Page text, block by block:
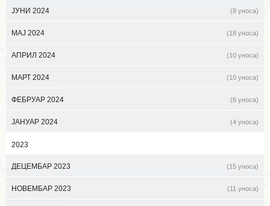
ЈУНИ 2024 (8 уноса)
МАЈ 2024 (18 уноса)
АПРИЛ 2024 (10 уноса)
МАРТ 2024 (10 уноса)
ФЕБРУАР 2024 (6 уноса)
ЈАНУАР 2024 (4 уноса)
2023
ДЕЦЕМБАР 2023 (15 уноса)
НОВЕМБАР 2023 (11 уноса)